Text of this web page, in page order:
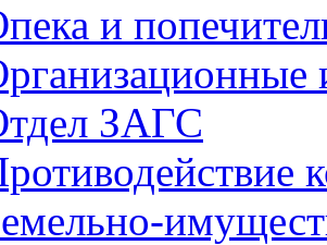
и
ЗАГС